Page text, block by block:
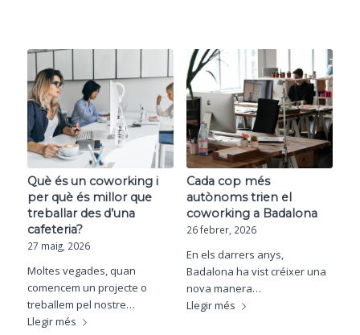
Què és un coworking i
per què és millor que
treballar des d’una
cafeteria?
27 maig, 2026
Moltes vegades, quan
comencem un projecte o
treballem pel nostre…
Llegir més
Cada cop més
autònoms trien el
coworking a Badalona
26 febrer, 2026
En els darrers anys,
Badalona ha vist créixer una
nova manera…
Llegir més